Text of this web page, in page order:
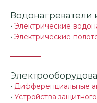
Водонагреватели
• Электрические
• Электрические
• Дифференциальные
• Устройства